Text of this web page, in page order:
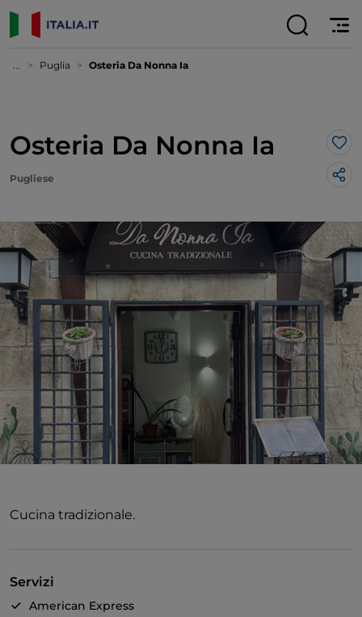
... Puglia Osteria Da Nonna Ia
Osteria Da Nonna Ia
Pugliese
Cucina tradizionale.
Servizi
American Express